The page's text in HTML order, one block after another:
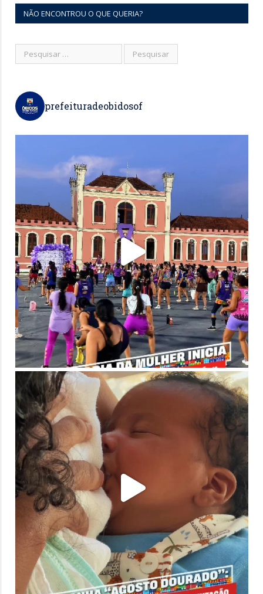
NÃO ENCONTROU O QUE QUERIA?
prefeituradeobidosof